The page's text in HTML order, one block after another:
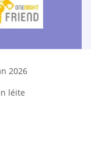
2026
léite